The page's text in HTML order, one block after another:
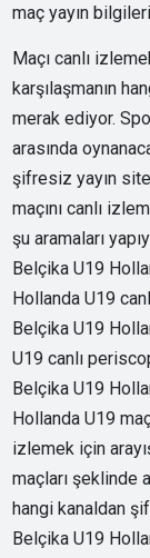
maç yayın
Maçı canlı
karşılaşmanın
merak ediyor.
arasında
şifresiz yayın
maçını canlı
şu aramaları
Belçika U19
Hollanda U19
Belçika U19
U19 canlı
Belçika U19
Hollanda U19
izlemek için
maçları şeklinde
hangi kanaldan
Belçika U19